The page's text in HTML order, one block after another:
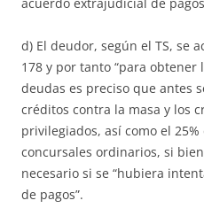
acuerdo extrajudicial de
d) El deudor, según el TS, se
178 y por tanto “para
deudas es preciso que antes
créditos contra la masa y los
privilegiados, así como el
concursales ordinarios, si
necesario si se “hubiera
de pagos”.